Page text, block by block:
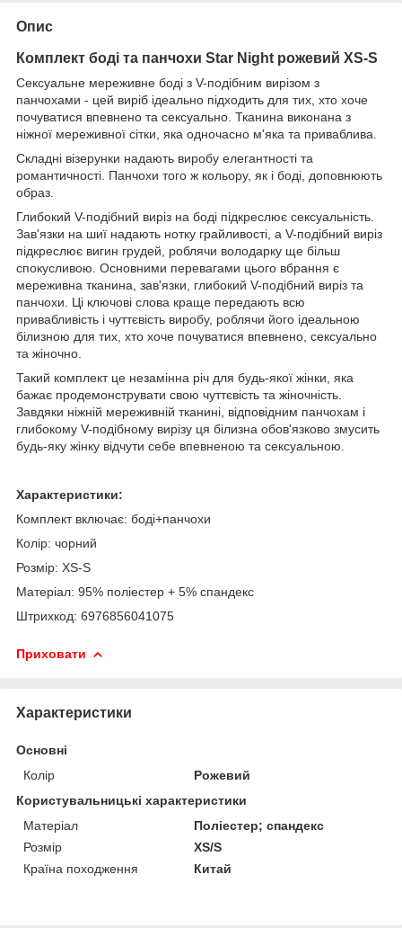
Опис
Комплект боді та панчохи Star Night рожевий XS-S
Сексуальне мереживне боді з V-подібним вирізом з
панчохами - цей виріб ідеально підходить для тих, хто хоче
почуватися впевнено та сексуально. Тканина виконана з
ніжної мереживної сітки, яка одночасно м'яка та приваблива.
Складні візерунки надають виробу елегантності та
романтичності. Панчохи того ж кольору, як і боді, доповнюють
образ.
Глибокий V-подібний виріз на боді підкреслює сексуальність.
Зав'язки на шиї надають нотку грайливості, а V-подібний виріз
підкреслює вигин грудей, роблячи володарку ще більш
спокусливою. Основними перевагами цього вбрання є
мереживна тканина, зав'язки, глибокий V-подібний виріз та
панчохи. Ці ключові слова краще передають всю
привабливість і чуттєвість виробу, роблячи його ідеальною
білизною для тих, хто хоче почуватися впевнено, сексуально
та жіночно.
Такий комплект це незамінна річ для будь-якої жінки, яка
бажає продемонструвати свою чуттєвість та жіночність.
Завдяки ніжній мереживній тканині, відповідним панчохам і
глибокому V-подібному вирізу ця білизна обов'язково змусить
будь-яку жінку відчути себе впевненою та сексуальною.
Характеристики:
Комплект включає: боді+панчохи
Колір: чорний
Розмір: XS-S
Матеріал: 95% поліестер + 5% спандекс
Штрихкод: 6976856041075
Приховати
Характеристики
Основні
Колір
Рожевий
Користувальницькі характеристики
Матеріал
Поліестер; спандекс
Розмір
XS/S
Країна походження
Китай